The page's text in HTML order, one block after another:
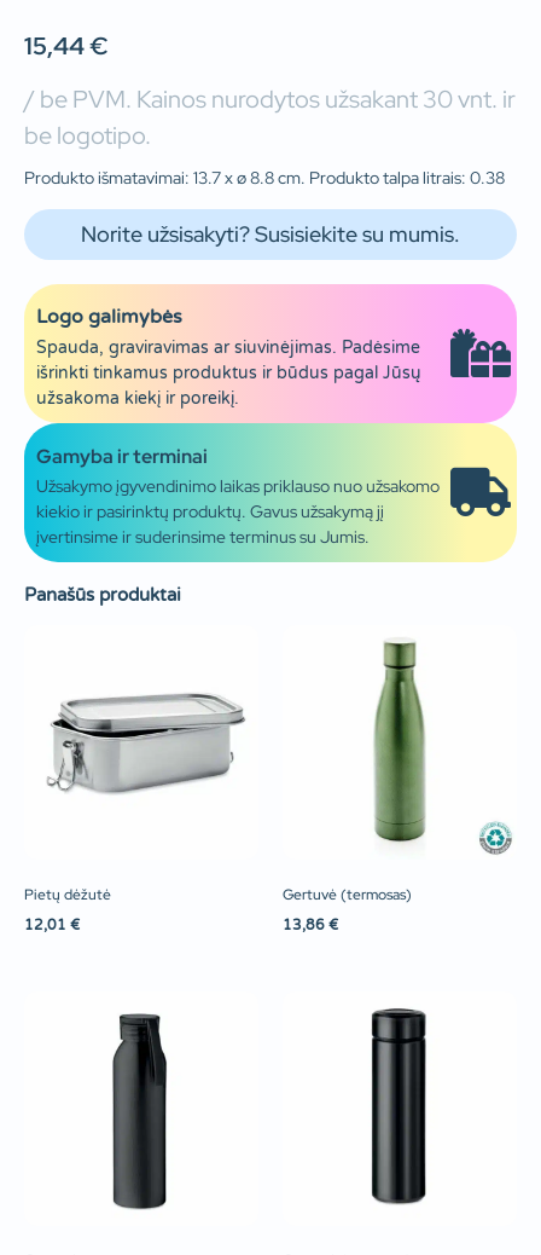
15,44€
/ be PVM. Kainos nurodytos užsakant 30 vnt. ir
be logotipo.
Produkto išmatavimai: 13.7 x ø 8.8 cm. Produkto talpa litrais: 0.38
Norite užsisakyti? Susisiekite su mumis.
Logo galimybės
Spauda, graviravimas ar siuvinėjimas. Padėsime
išrinkti tinkamus produktus ir būdus pagal Jūsų
užsakoma kiekį ir poreikį.
Gamyba ir terminai
Užsakymo įgyvendinimo laikas priklauso nuo užsakomo
kiekio ir pasirinktų produktų. Gavus užsakymą jį
įvertinsime ir suderinsime terminus su Jumis.
Panašūs produktai
Pietų dėžutė
12,01 €
Gertuvė (termosas)
13,86 €